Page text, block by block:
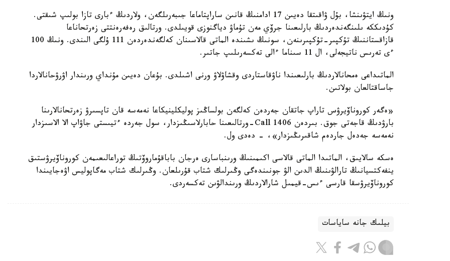
ونىڭ ايتۋىنشا، بۇل ۋاقىتقا دەيىن 17 ادامنىڭ قانىن ساراپتاماعا جىبەرىلگەن، ولاردىڭ ءبارى تازا بولىپ شىقتى.
كۇدىككە ىلىنگەندەردىڭ بارلىعىنا جرۆي مەن تۇماۋ دياگنوزى قويىلدى. ورتالىق رەفەرەنتتى زەرتحاناعا
قازاقستاننىڭ تۇكپىر-تۇكپىرىنەن، سونىڭ ىشىندە الماتى قالاسىنان كەلگەندەردەن 111 ۇلگى الىندى. ونىڭ 100
ءى تەرىس ناتيجەلى، ال 11 سىناما ءالى تەكسەرىلىپ جاتىر.
الماتىداعى ەمحانالاردىڭ بارلىعىندا ناۋقاستاردى وقشاۋلاۋ ورنى اشىلدى. بۇعان دەيىن مۇنداي ورىندار اۋرۋحانالاردا
جاساقتالعان بولاتىن.
«ەگەر كوروناۆيرۋس تاراپ جاتقان جەردەن كەلگەن بولساڭىز پوليكلينيكاعا نەمەسە قان تاپسىرۋ زەرتحانالارىنا
بارۋدىڭ قاجەتى جوق. بىردەن 1406 Call-ورتالىعىنا حابارلاسىڭىزدار، سول جەردە ءتيىستى جاۋاپ الا الاسىزدار
نەمەسە جەدەل جاردەم شاقىرىڭىزدار»، - دەدى ول.
ەسكە سالايىق، الماتىدا الماتى قالاسى اكىمىنىڭ ورىنباسارى ەرجان باباقۇماروۆتىڭ توراعالىعىمەن كوروناۆيرۋستىق
ينفەكتسيانىڭ تارالۋىنىڭ الدىن الۋ جونىندەگى وڭىرلىك شتاب قۇرىلعان. وڭىرلىك شتاب مەگاپوليس اۋەجايىندا
كوروناۆيرۋسقا قارسى ءىس-قيمىل شارالاردىڭ ورىندالۋىن تەكسەردى.
بيلىك جانە ساياسات